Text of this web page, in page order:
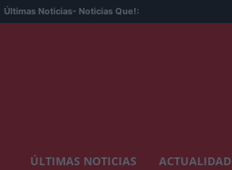
Últimas Noticias- Noticias Que!:
ÚLTIMAS NOTICIAS ACTUALIDAD